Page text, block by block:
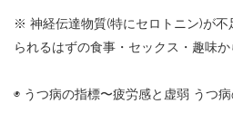
※ 神経伝達物質(特にセロトニン)が
られるはずの食事・セックス・趣味
◉ うつ病の指標〜疲労感と虚弱 うつ